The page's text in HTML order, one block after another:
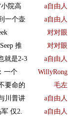
院高 a自由人
一个壶 a自由人
对对眼
推 对对眼
就是2-3 a自由人
一个 WillyRong
要命的 毛左
川普讲 a自由人
仅2. a自由人